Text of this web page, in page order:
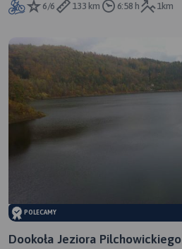
6/6
133 km 6:58 h 1km
POLECAMY
Dookoła Jeziora Pilchowickiego